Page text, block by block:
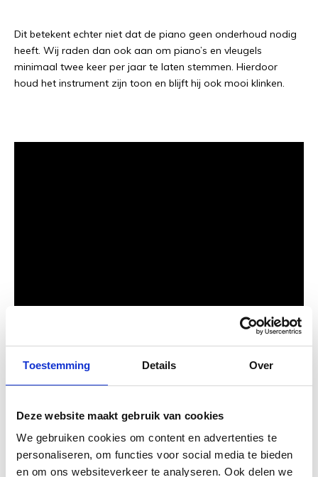
Toestemming Details Over
Deze website maakt gebruik van cookies
We gebruiken cookies om content en advertenties te
personaliseren, om functies voor social media te bieden
en om ons websiteverkeer te analyseren. Ook delen we
Dit betekent echter niet dat de piano geen onderhoud nodig
heeft. Wij raden dan ook aan om piano’s en vleugels
minimaal twee keer per jaar te laten stemmen. Hierdoor
houd het instrument zijn toon en blijft hij ook mooi klinken.
Bent u benieuwd naar wat wij allemaal doen aan het
onderhoud van een piano? Dan bieden we aan een kijkje te
nemen in onze werkplaats, waar Geurt te vinden is en de
instrumenten zorgvuldig onderhoud geeft. U bent van harte